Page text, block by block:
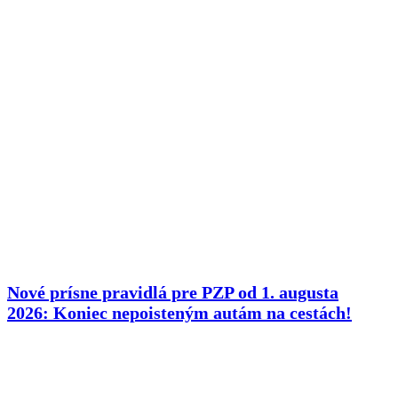
Nové prísne pravidlá pre PZP od 1. augusta
2026: Koniec nepoisteným autám na cestách!